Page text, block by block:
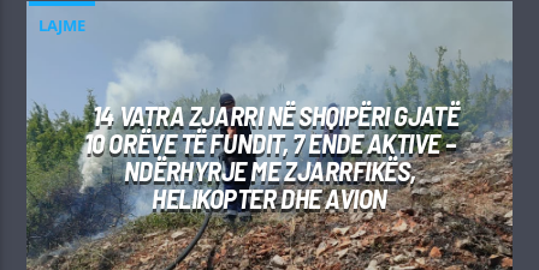
LAJME
14 VATRA ZJARRI NË SHQIPËRI GJATË
10 ORËVE TË FUNDIT, 7 ENDE AKTIVE –
NDËRHYRJE ME ZJARRFIKËS,
HELIKOPTER DHE AVION